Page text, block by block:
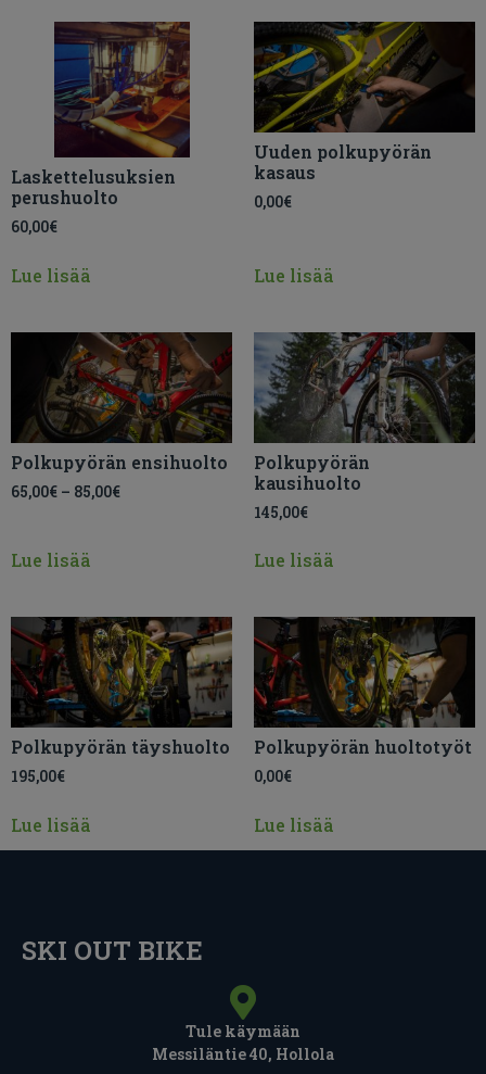
Laskettelusuksien
perushuolto
60,00€
Lue lisää
Uuden polkupyörän
kasaus
0,00€
Lue lisää
Polkupyörän ensihuolto
65,00€ – 85,00€
Lue lisää
Polkupyörän
kausihuolto
145,00€
Lue lisää
Polkupyörän täyshuolto
195,00€
Lue lisää
Polkupyörän huoltotyöt
0,00€
Lue lisää
SKI OUT BIKE
Tule käymään
Messiläntie 40, Hollola